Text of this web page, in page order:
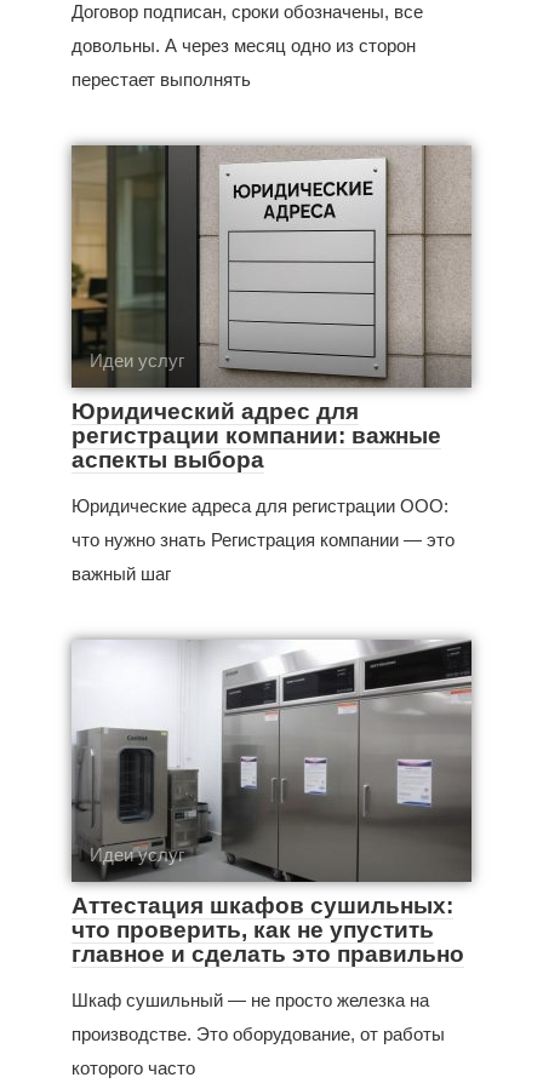
Договор подписан, сроки обозначены, все
довольны. А через месяц одно из сторон
перестает выполнять
Идеи услуг
Юридический адрес для
регистрации компании: важные
аспекты выбора
Юридические адреса для регистрации ООО:
что нужно знать Регистрация компании — это
важный шаг
Идеи услуг
Аттестация шкафов сушильных:
что проверить, как не упустить
главное и сделать это правильно
Шкаф сушильный — не просто железка на
производстве. Это оборудование, от работы
которого часто